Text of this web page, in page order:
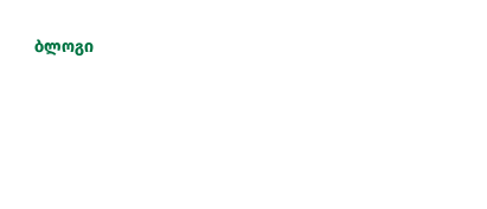
ბლოგი